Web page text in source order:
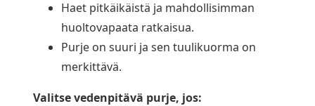
Haet pitkäikäistä ja mahdollisimman
huoltovapaata ratkaisua.
Purje on suuri ja sen tuulikuorma on
merkittävä.
Valitse vedenpitävä purje, jos: